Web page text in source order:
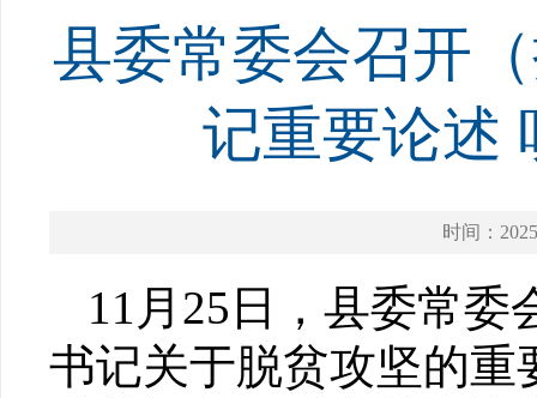
县委常委会召开
记重要论述
时间：
11月25日，县委常
书记关于脱贫攻坚的